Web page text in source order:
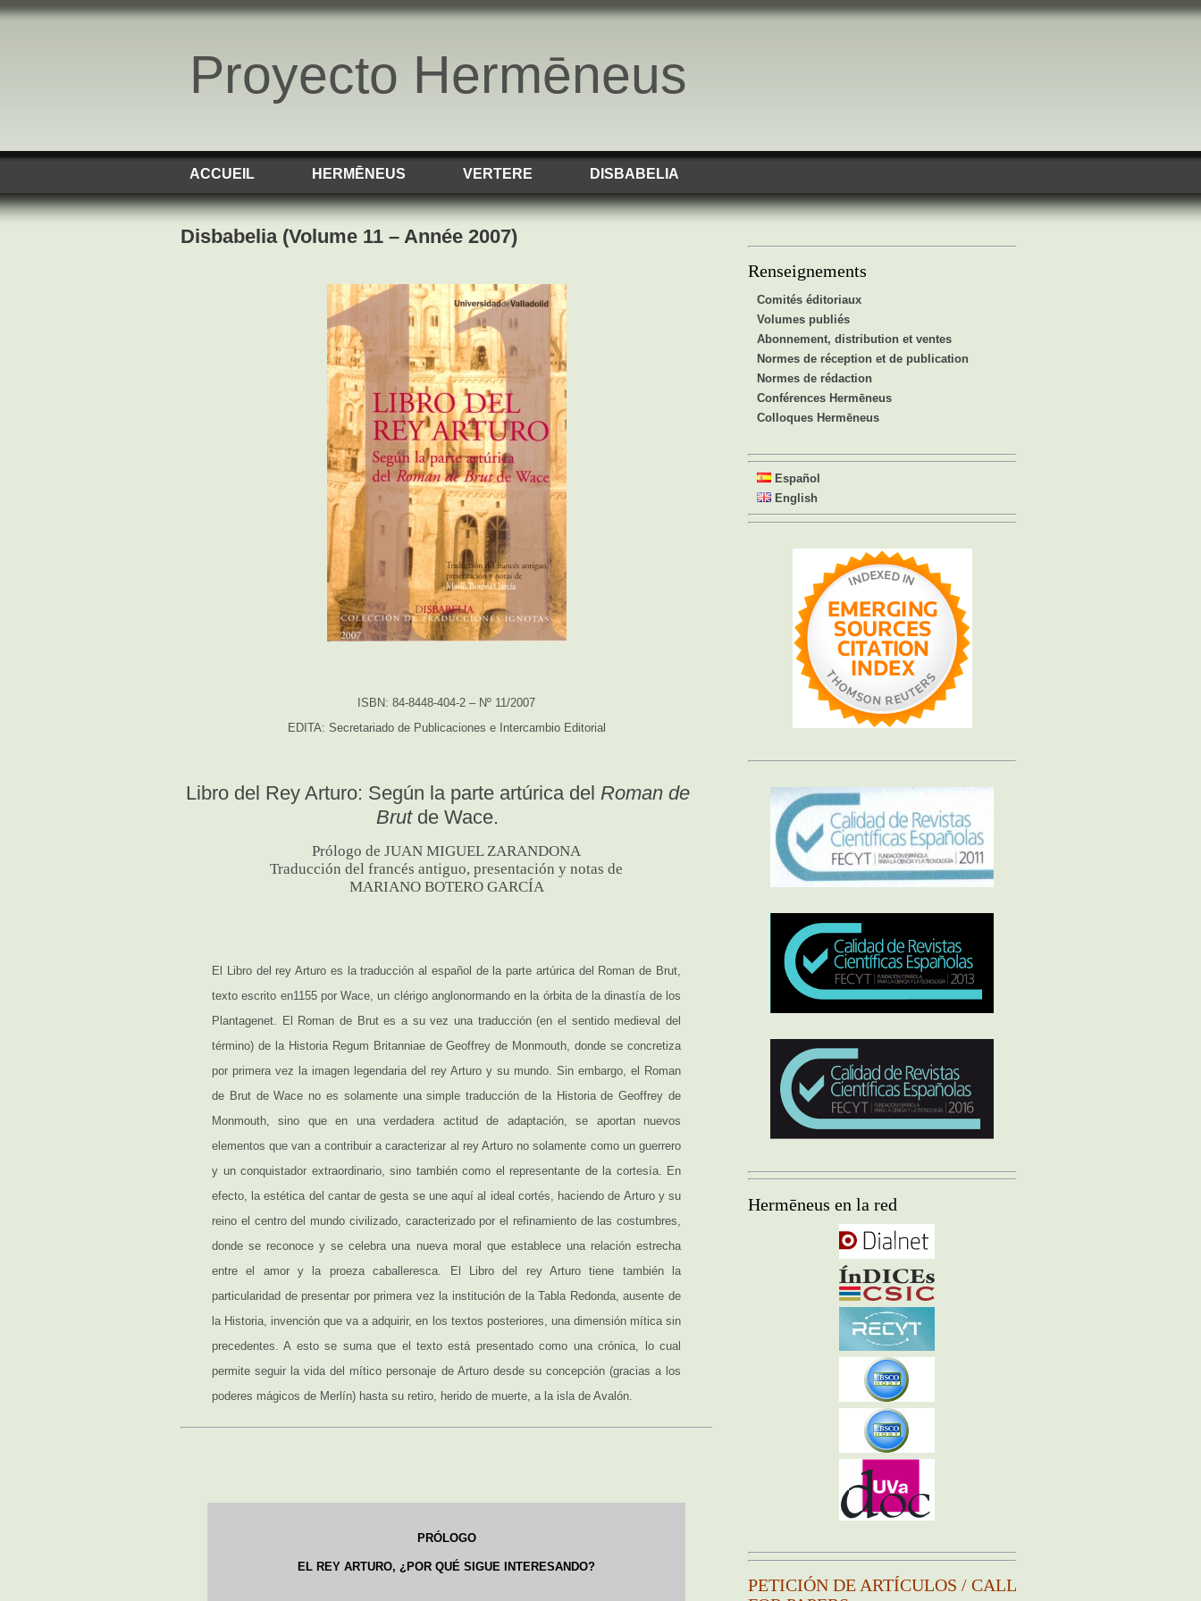
Proyecto Hermēneus
ACCUEIL HERMĒNEUS VERTERE DISBABELIA
Renseignements
Comités éditoriaux
Volumes publiés
Abonnement, distribution et ventes
Normes de réception et de publication
Normes de rédaction
Conférences Hermēneus
Colloques Hermēneus
Español
English
Hermēneus en la red
PETICIÓN DE ARTÍCULOS / CALL
Disbabelia (Volume 11 – Année 2007)
ISBN: 84-8448-404-2 – Nº 11/2007
EDITA: Secretariado de Publicaciones e Intercambio Editorial
Libro del Rey Arturo: Según la parte artúrica del Roman de
Brutde Wace.
Prólogo de JUAN MIGUEL ZARANDONA
Traducción del francés antiguo, presentación y notas de
MARIANO BOTERO GARCÍA
El Libro del rey Arturo es la traducción al español de la parte artúrica del Roman de Brut,
texto escrito en1155 por Wace, un clérigo anglonormando en la órbita de la dinastía de los
Plantagenet. El Roman de Brut es a su vez una traducción (en el sentido medieval del
término) de la Historia Regum Britanniae de Geoffrey de Monmouth, donde se concretiza
por primera vez la imagen legendaria del rey Arturo y su mundo. Sin embargo, el Roman
de Brut de Wace no es solamente una simple traducción de la Historia de Geoffrey de
Monmouth, sino que en una verdadera actitud de adaptación, se aportan nuevos
elementos que van a contribuir a caracterizar al rey Arturo no solamente como un guerrero
y un conquistador extraordinario, sino también como el representante de la cortesía. En
efecto, la estética del cantar de gesta se une aquí al ideal cortés, haciendo de Arturo y su
reino el centro del mundo civilizado, caracterizado por el refinamiento de las costumbres,
donde se reconoce y se celebra una nueva moral que establece una relación estrecha
entre el amor y la proeza caballeresca. El Libro del rey Arturo tiene también la
particularidad de presentar por primera vez la institución de la Tabla Redonda, ausente de
la Historia, invención que va a adquirir, en los textos posteriores, una dimensión mítica sin
precedentes. A esto se suma que el texto está presentado como una crónica, lo cual
permite seguir la vida del mítico personaje de Arturo desde su concepción (gracias a los
poderes mágicos de Merlín) hasta su retiro, herido de muerte, a la isla de Avalón.
PRÓLOGO
EL REY ARTURO, ¿POR QUÉ SIGUE INTERESANDO?